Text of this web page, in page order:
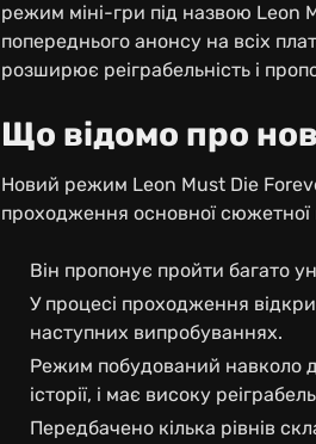
режим міні-гри під назвою Leon
попереднього анонсу на всіх
розширює реіграбельність і
Що відомо про
Новий режим Leon Must Die
проходження основної сюжетної
Він пропонує пройти багато
У процесі проходження
наступних випробуваннях.
Режим побудований навколо
історії, і має високу
Передбачено кілька рівнів